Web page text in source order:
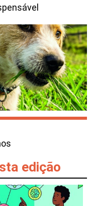
edição